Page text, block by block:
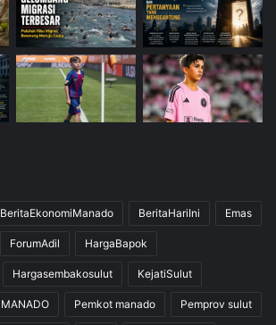
BeritaEkonomiManado BeritaHariIni Emas
ForumAdil HargaBapok
Hargasembakosulut KejatiSulut
MANADO Pemkot manado Pemprov sulut